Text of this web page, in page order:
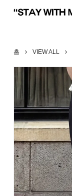
홈 VIEW ALL